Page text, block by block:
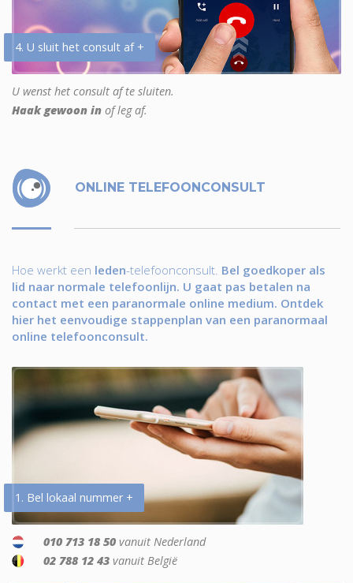
4. U sluit het consult af +
U wenst het consult af te sluiten.
Haak gewoon in of leg af.
ONLINE TELEFOONCONSULT
Hoe werkt een leden-telefoonconsult. Bel goedkoper als
lid naar normale telefoonlijn. U gaat pas betalen na
contact met een paranormale online medium. Ontdek
hier het eenvoudige stappenplan van een paranormaal
online telefoonconsult.
1. Bel lokaal nummer +
010 713 18 50 vanuit Nederland
02 788 12 43 vanuit België